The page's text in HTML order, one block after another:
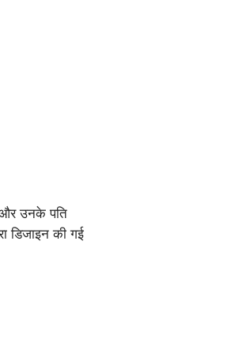
और उनके पति
डिजाइन की गई